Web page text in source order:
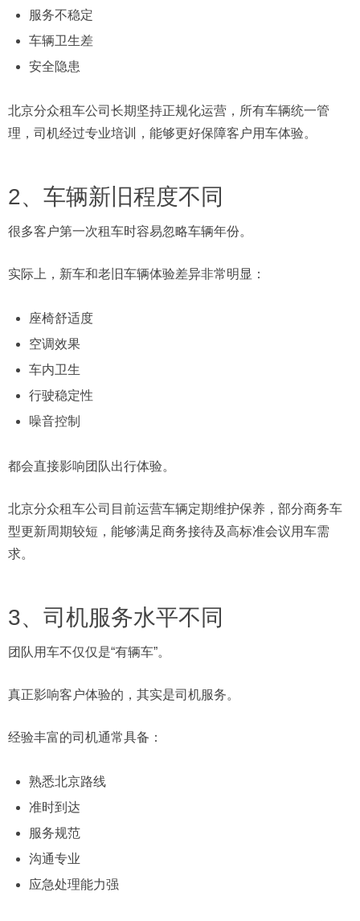
服务不稳定
车辆卫生差
安全隐患
北京分众租车公司长期坚持正规化运营，所有车辆统一管
理，司机经过专业培训，能够更好保障客户用车体验。
2、车辆新旧程度不同
很多客户第一次租车时容易忽略车辆年份。
实际上，新车和老旧车辆体验差异非常明显：
座椅舒适度
空调效果
车内卫生
行驶稳定性
噪音控制
都会直接影响团队出行体验。
北京分众租车公司目前运营车辆定期维护保养，部分商务车
型更新周期较短，能够满足商务接待及高标准会议用车需
求。
3、司机服务水平不同
团队用车不仅仅是“有辆车”。
真正影响客户体验的，其实是司机服务。
经验丰富的司机通常具备：
熟悉北京路线
准时到达
服务规范
沟通专业
应急处理能力强